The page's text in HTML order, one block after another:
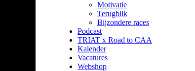
Motivatie
Terugblik
Bijzondere races
Podcast
TRIAT x Road to CAA
Kalender
Vacatures
Webshop